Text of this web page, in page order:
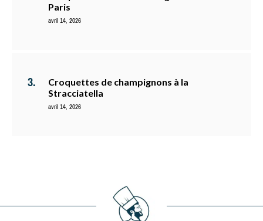
Paris
avril 14, 2026
Croquettes de champignons à la
Stracciatella
avril 14, 2026